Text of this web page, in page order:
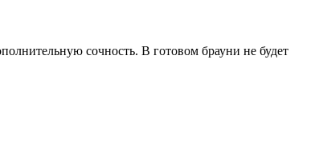
сочность. В готовом брауни не будет